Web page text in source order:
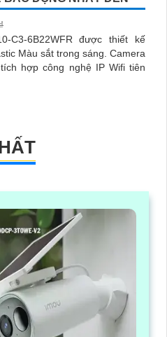
C3-6B22WFR được thiết kế
sắt trong sáng. Camera
hợp công nghệ IP Wifi tiên